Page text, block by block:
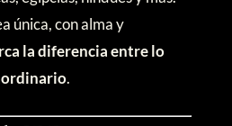
única, con alma y
la diferencia entre lo
.